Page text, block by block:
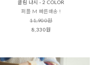
클림 나시 - 2 COLOR
퍼플 M 빠른배송 !
11,900원
8,330원